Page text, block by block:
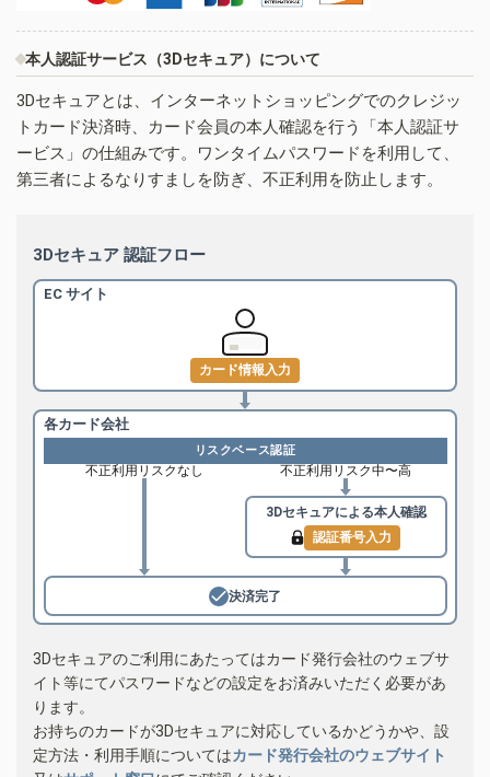
本人認証サービス（3Dセキュア）について
3Dセキュアとは、インターネットショッピングでのクレジッ
トカード決済時、カード会員の本人確認を行う「本人認証サ
ービス」の仕組みです。ワンタイムパスワードを利用して、
第三者によるなりすましを防ぎ、不正利用を防止します。
3Dセキュア 認証フロー
EC サイト
カード情報入力
各カード会社
リスクベース認証
不正利用リスクなし 不正利用リスク中〜高
3Dセキュアによる本人確認
認証番号入力
決済完了
3Dセキュアのご利用にあたってはカード発行会社のウェブサ
イト等にてパスワードなどの設定をお済みいただく必要があ
ります。
お持ちのカードが3Dセキュアに対応しているかどうかや、設
定方法・利用手順についてはカード発行会社のウェブサイト